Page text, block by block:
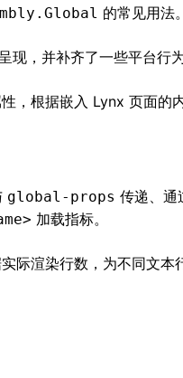
的常见用法
现，并补齐了一些平台行
性，根据嵌入 Lynx 页面的
global-props 传递、通
加载指标。
际渲染行数，为不同文本